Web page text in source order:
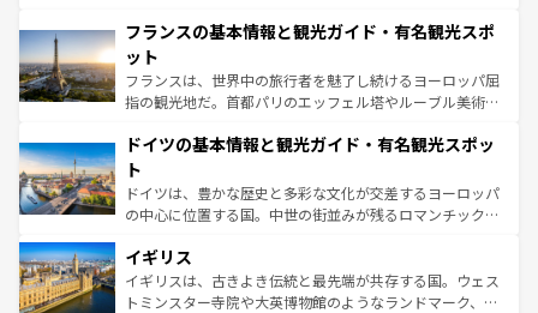
なお、新着のイタリア情報はコンテンツ一覧を参照してほ
しい。
文化が根付くこの国では、情熱的なフラメンコ、熱気あふ
れる闘牛、そして美味しいタパスが生活の一部となってい
る。首都マドリードの洗練された雰囲気や、バルセロナの
アートに溢れた街角から、地方では古代ローマ遺跡や中世
せる。地方によって風土や気候が異なるスペインはその個
ンテンツ一覧 を参照してほしい。
フランスの基本情報と観光ガイド・有名観光スポ
ット
フランスは、世界中の旅行者を魅了し続けるヨーロッパ屈
指の観光地だ。首都パリのエッフェル塔やルーブル美術館
で、幅広い魅力が詰まっている。華麗な宮殿、歴史的な大
聖堂、美しいビーチ、そして豊かな自然が、訪れる者を心
から魅了する。また、フランスは美食の国としても知ら
れ、フランス料理はユネスコ無形文化遺産にも登録されて
香り高いラベンダー畑など、多彩な楽しみ方が可能だ。さ
らに、パリ以外の地域にも魅力が溢れており、どの街角に
も豊かな歴史と文化が息づいている。パリ以外の個性あふ
ドイツの基本情報と観光ガイド・有名観光スポッ
ト
ドイツは、豊かな歴史と多彩な文化が交差するヨーロッパ
の中心に位置する国。中世の街並みが残るロマンチック街
顔を持つこの国は、どこを歩いても飽きることがない。ベ
ルリンの文化的活気、バイエルン州のアルプスの絶景、そ
してライン川沿いのワイン畑といった風景は必見。ビール
イギリス
イギリスは、古きよき伝統と最先端が共存する国。ウェス
トミンスター寺院や大英博物館のようなランドマーク、歴